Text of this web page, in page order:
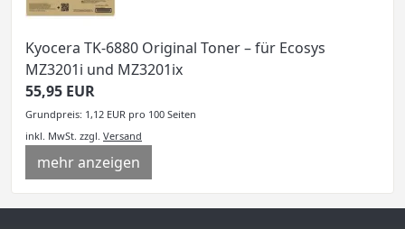
Kyocera TK-6880 Original Toner – für Ecosys
MZ3201i und MZ3201ix
55,95 EUR
Grundpreis: 1,12 EUR pro 100 Seiten
inkl. MwSt. zzgl. Versand
mehr anzeigen